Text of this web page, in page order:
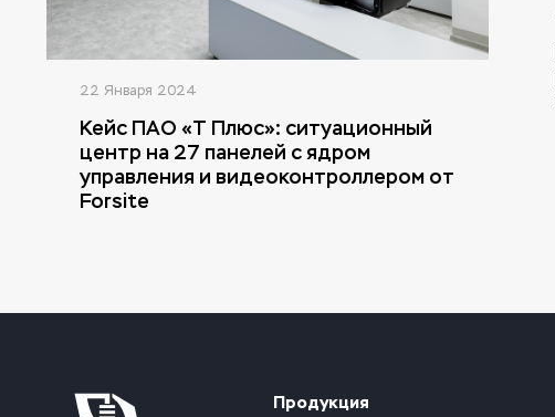
22 Января 2024
Кейс ПАО «Т Плюс»: ситуационный
центр на 27 панелей с ядром
управления и видеоконтроллером от
Forsite
Продукция